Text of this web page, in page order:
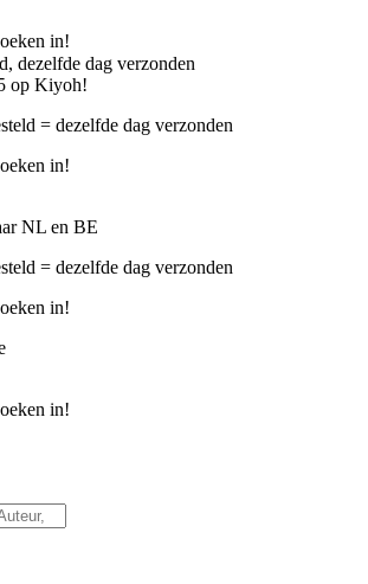
in!
dezelfde dag verzonden
op Kiyoh!
= dezelfde dag verzonden
in!
NL en BE
= dezelfde dag verzonden
in!
in!